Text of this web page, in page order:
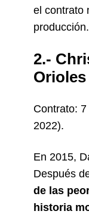
el contrato
producción.
2.-
Orioles
Contrato:
2022).
En 2015,
Después
de las
historia